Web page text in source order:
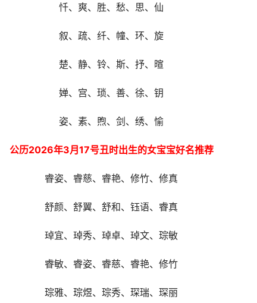
忏、爽、胜、愁、思、仙
叙、疏、纤、幢、环、旋
楚、静、铃、斯、抒、暄
婵、宫、琐、善、徐、钥
姿、素、煦、剑、绣、愉
公历2026年3月17号丑时出生的女宝宝好名推荐
睿姿、睿慈、睿艳、修竹、修真
舒颜、舒翼、舒和、钰语、睿真
琸宜、琸秀、琸卓、琸文、琮敏
睿敏、睿姿、睿慈、睿艳、修竹
琮雅、琮煜、琮秀、琛瑞、琛丽